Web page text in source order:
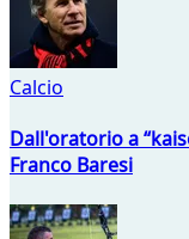
Calcio
Dall'oratorio a
Franco Baresi